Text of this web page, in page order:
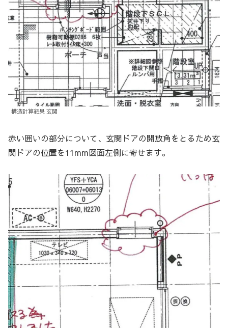
構造計算結果 玄関
赤い囲いの部分について、玄関ドアの開放角をとるため玄
関ドアの位置を11mm図面左側に寄せます。